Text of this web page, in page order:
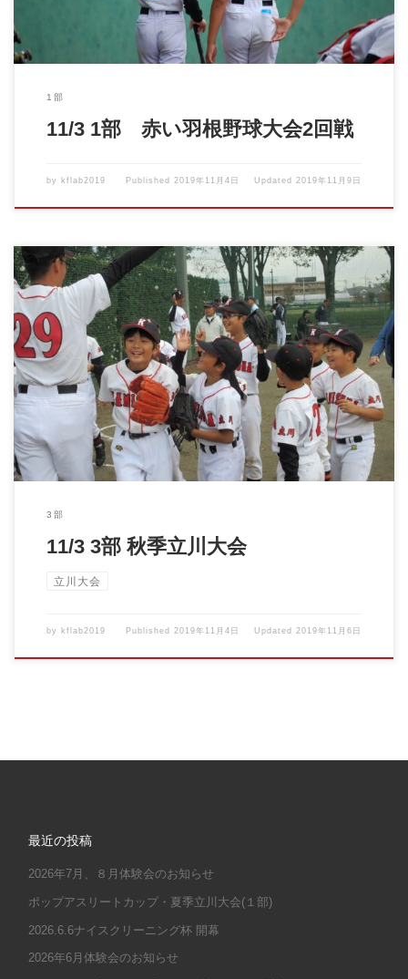
1部
11/3 1部 赤い羽根野球大会2回戦
by kflab2019 Published 2019年11月4日 Updated 2019年11月9日
11/3 3部 秋季立川大会 vsジュニアスターズ 秋の大会も、い […]
3部
11/3 3部 秋季立川大会
立川大会
by kflab2019 Published 2019年11月4日 Updated 2019年11月6日
最近の投稿
2026年7月、８月体験会のお知らせ
ポップアスリートカップ・夏季立川大会(１部)
2026.6.6ナイスクリーニング杯 開幕
2026年6月体験会のお知らせ